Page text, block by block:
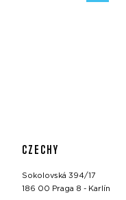
CZECHY
Sokolovská 394/17
186 00 Praga 8 - Karlín